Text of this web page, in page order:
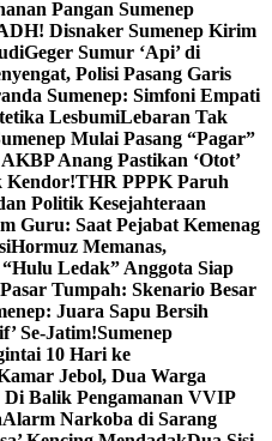
Pangan Sumenep
Disnaker Sumenep Kirim
Geger Sumur ‘Api’ di
Polisi Pasang Garis
Sumenep: Simfoni Empati
LesbumiLebaran Tak
Mulai Pasang “Pagar”
Anang Pastikan ‘Otot’
Kendor!THR PPPK Paruh
Politik Kesejahteraan
Guru: Saat Pejabat Kemenag
Hormuz Memanas,
Ledak” Anggota Siap
Tumpah: Skenario Besar
Juara Sapu Bersih
Se-Jatim!Sumenep
10 Hari ke
Jebol, Dua Warga
Balik Pengamanan VVIP
Alarm Narkoba di Sarang